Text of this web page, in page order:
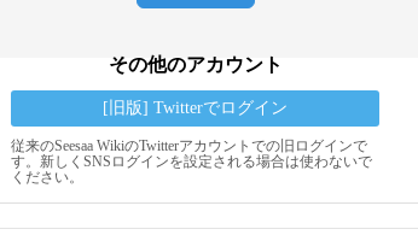
その他のアカウント
[旧版] Twitterでログイン
従来のSeesaa WikiのTwitterアカウントでの旧ログインで
す。新しくSNSログインを設定される場合は使わないで
ください。